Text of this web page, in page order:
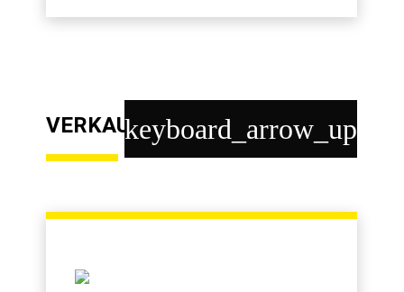
VERKAUFkeyboard_arrow_up